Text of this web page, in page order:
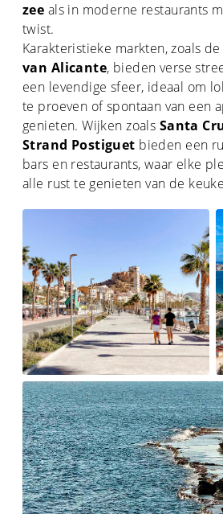
zee als in moderne restaurants
twist.
Karakteristieke markten, zoals de
van Alicante, bieden verse
een levendige sfeer, ideaal om
te proeven of spontaan van een
genieten. Wijken zoals Santa
Strand Postiguet bieden een
bars en restaurants, waar elke
alle rust te genieten van de